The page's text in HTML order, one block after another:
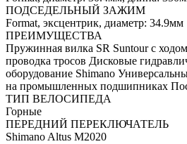
ПОДСЕДЕЛЬНЫЙ ЗАЖИМ
Format, эксцентрик, диаметр: 34.9мм
ПРЕИМУЩЕСТВА
Пружинная вилка SR Suntour c
проводка тросов Дисковые
оборудование Shimano
на промышленных подшипниках
ТИП ВЕЛОСИПЕДА
Горные
ПЕРЕДНИЙ ПЕРЕКЛЮЧАТЕЛЬ
Shimano Altus M2020